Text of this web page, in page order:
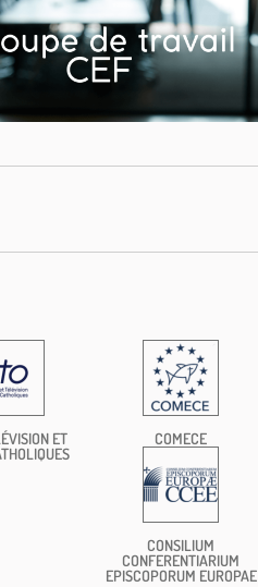
ET
COMECE
CONSILIUM
CONFERENTIARIUM
EPISCOPORUM EUROPAE